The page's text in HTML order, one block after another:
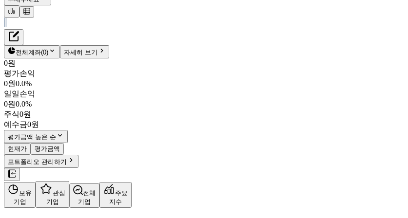
대한제분
11,600원
001130
KOSPI
시가총액
PBR0.19
PER-
fPER -
배당수익률3.45%
자사주비율2.38%
결산월12월
사업정보
더보기
재무정보
펀더멘탈
밸류에이션
주주환원
주식정보
전체계좌(0) 자세히 보기
0원
평가손익
0원0.0%
일일손익
0원0.0%
주식0원
예수금0원
평가금액 높은 순
현재가
평가금액
포트폴리오 관리하기
보유
기업
관심
기업
전체
기업
주요
지수